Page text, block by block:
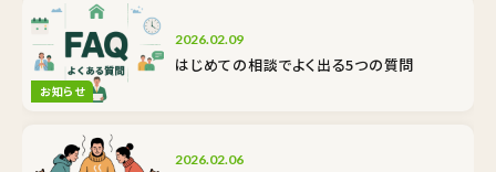
お知らせ
2026.02.09
はじめての相談でよく出る5つの質問
2026.02.06